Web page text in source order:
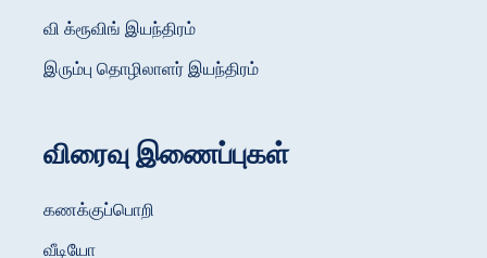
வி க்ரூவிங் இயந்திரம்
இரும்பு தொழிலாளர் இயந்திரம்
விரைவு இணைப்புகள்
கணக்குப்பொறி
வீடியோ